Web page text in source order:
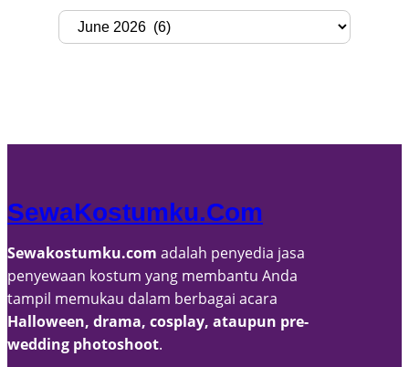
A
r
SewaKostumku.com
Sewakostumku.com adalah penyedia jasa
penyewaan kostum yang membantu Anda
tampil memukau dalam berbagai acara
Halloween, drama, cosplay, ataupun pre-
wedding photoshoot.